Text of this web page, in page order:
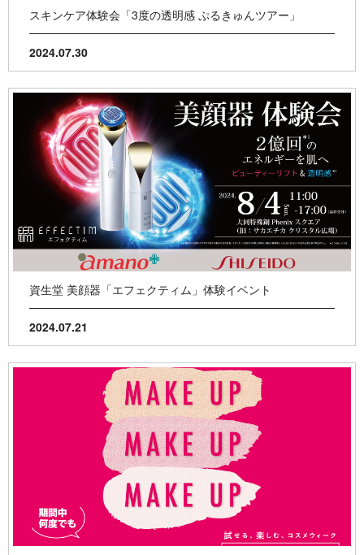
スキンケア体験会「3度の透明感 ぷるきゅんツアー」
2024.07.30
資生堂 美顔器「エフェクティム」体験イベント
2024.07.21